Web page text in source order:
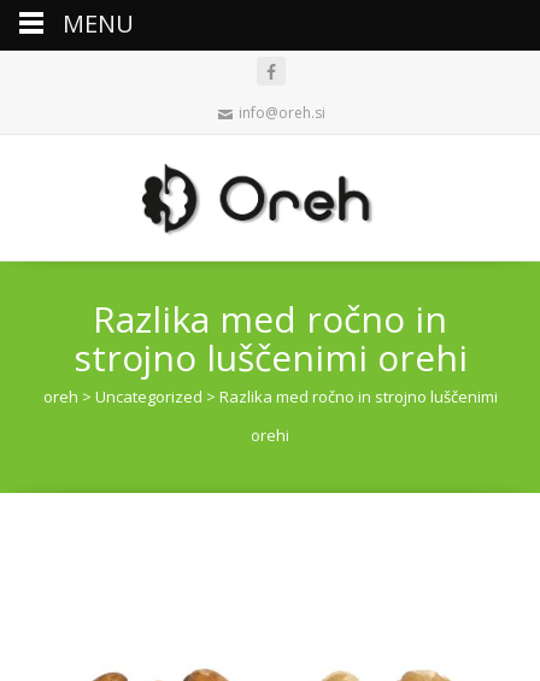
info@oreh.si
Razlika med ročno in
strojno luščenimi orehi
oreh > Uncategorized > Razlika med ročno in strojno luščenimi
orehi
MENU